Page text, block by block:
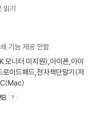
잇는다
구나
수 있다
읽기
기능 제공 안함
모니터 미지원),아이폰,아이
이드패드,전자책단말기(저